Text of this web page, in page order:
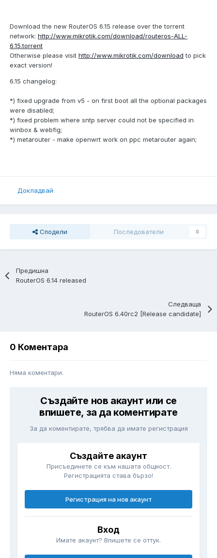
Download the new RouterOS 6.15 release over the torrent
network: http://www.mikrotik.com/download/routeros-ALL-
6.15.torrent
Otherwise please visit http://www.mikrotik.com/download to pick
exact version!
6.15 changelog:
*) fixed upgrade from v5 - on first boot all the optional packages
were disabled;
*) fixed problem where sntp server could not be specified in
winbox & webfig;
*) metarouter - make openwrt work on ppc metarouter again;
Докладвай
Сподели Последователи 0
Предишна
RouterOS 6.14 released
Следваща
RouterOS 6.40rc2 [Release candidate]
0 Коментара
Няма коментари.
Създайте нов акаунт или се
впишете, за да коментирате
За да коментирате, трябва да имате регистрация
Създайте акаунт
Присъединете се към нашата общност.
Регистрацията става бързо!
Регистрация на нов акаунт
Вход
Имате акаунт? Впишете се оттук.